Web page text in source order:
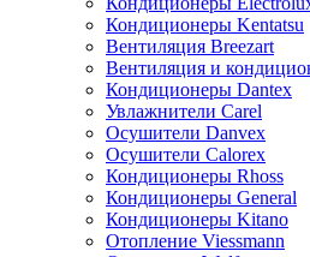
Кондиционеры Kentatsu
Вентиляция Breezart
Вентиляция и
Кондиционеры Dantex
Увлажнители Carel
Осушители Danvex
Осушители Calorex
Кондиционеры Rhoss
Кондиционеры General
Кондиционеры Kitano
Отопление Viessmann